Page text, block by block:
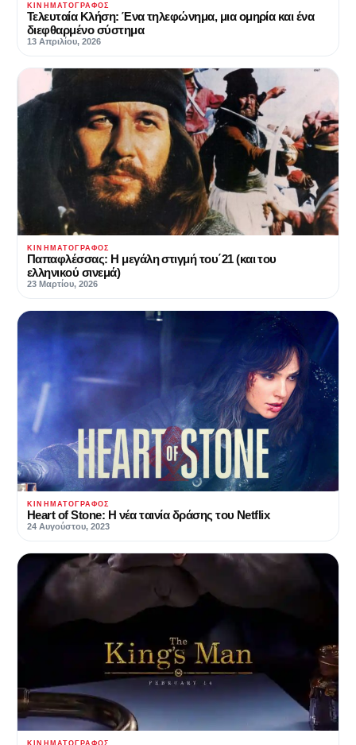
ΚΙΝΗΜΑΤΟΓΡΆΦΟΣ
Τελευταία Κλήση: Ένα τηλεφώνημα, μια ομηρία και ένα
διεφθαρμένο σύστημα
13 Απριλίου, 2026
ΚΙΝΗΜΑΤΟΓΡΆΦΟΣ
Παπαφλέσσας: Η μεγάλη στιγμή του΄21 (και του
ελληνικού σινεμά)
23 Μαρτίου, 2026
ΚΙΝΗΜΑΤΟΓΡΆΦΟΣ
Heart of Stone: Η νέα ταινία δράσης του Netflix
24 Αυγούστου, 2023